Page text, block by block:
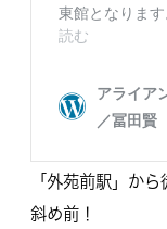
「外苑前駅」か
斜め前！